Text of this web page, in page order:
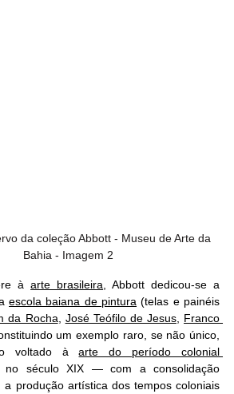
da coleção Abbott - Museu de Arte da
Bahia - Imagem 2
à arte brasileira , Abbott dedicou-se a
escola baiana de pintura (telas e painéis
da Rocha José Teófilo de Jesus, Franco
um exemplo raro, se não único,
voltado à arte do período colonial
no século XIX — com a consolidação
, a produção artística dos tempos coloniais